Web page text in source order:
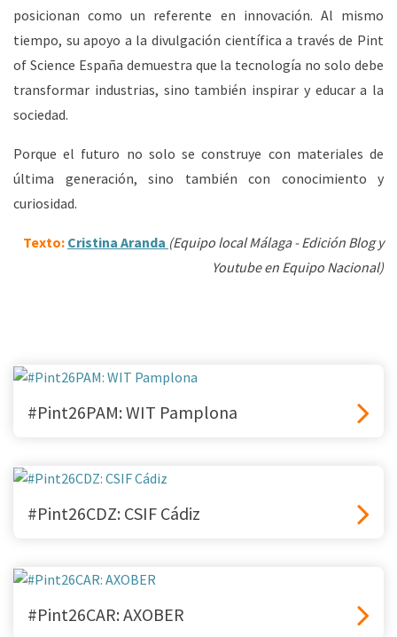
posicionan como un referente en innovación. Al mismo
tiempo, su apoyo a la divulgación científica a través de Pint
of Science España demuestra que la tecnología no solo debe
transformar industrias, sino también inspirar y educar a la
sociedad.
Porque el futuro no solo se construye con materiales de
última generación, sino también con conocimiento y
curiosidad.
Texto: Cristina Aranda (Equipo local Málaga - Edición Blog y
Youtube en Equipo Nacional)
#Pint26PAM: WIT Pamplona
#Pint26CDZ: CSIF Cádiz
#Pint26CAR: AXOBER